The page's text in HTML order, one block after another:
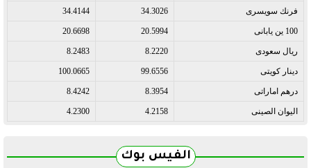
فرنك سويسرى 34.3026
34.4144
100 ين يابانى 20.5994
20.6698
ريال سعودى 8.2220
8.2483
دينار كويتى 99.6556
100.0665
درهم اماراتى 8.3954
8.4242
اليوان الصينى 4.2158
4.2300
الفيس بوك